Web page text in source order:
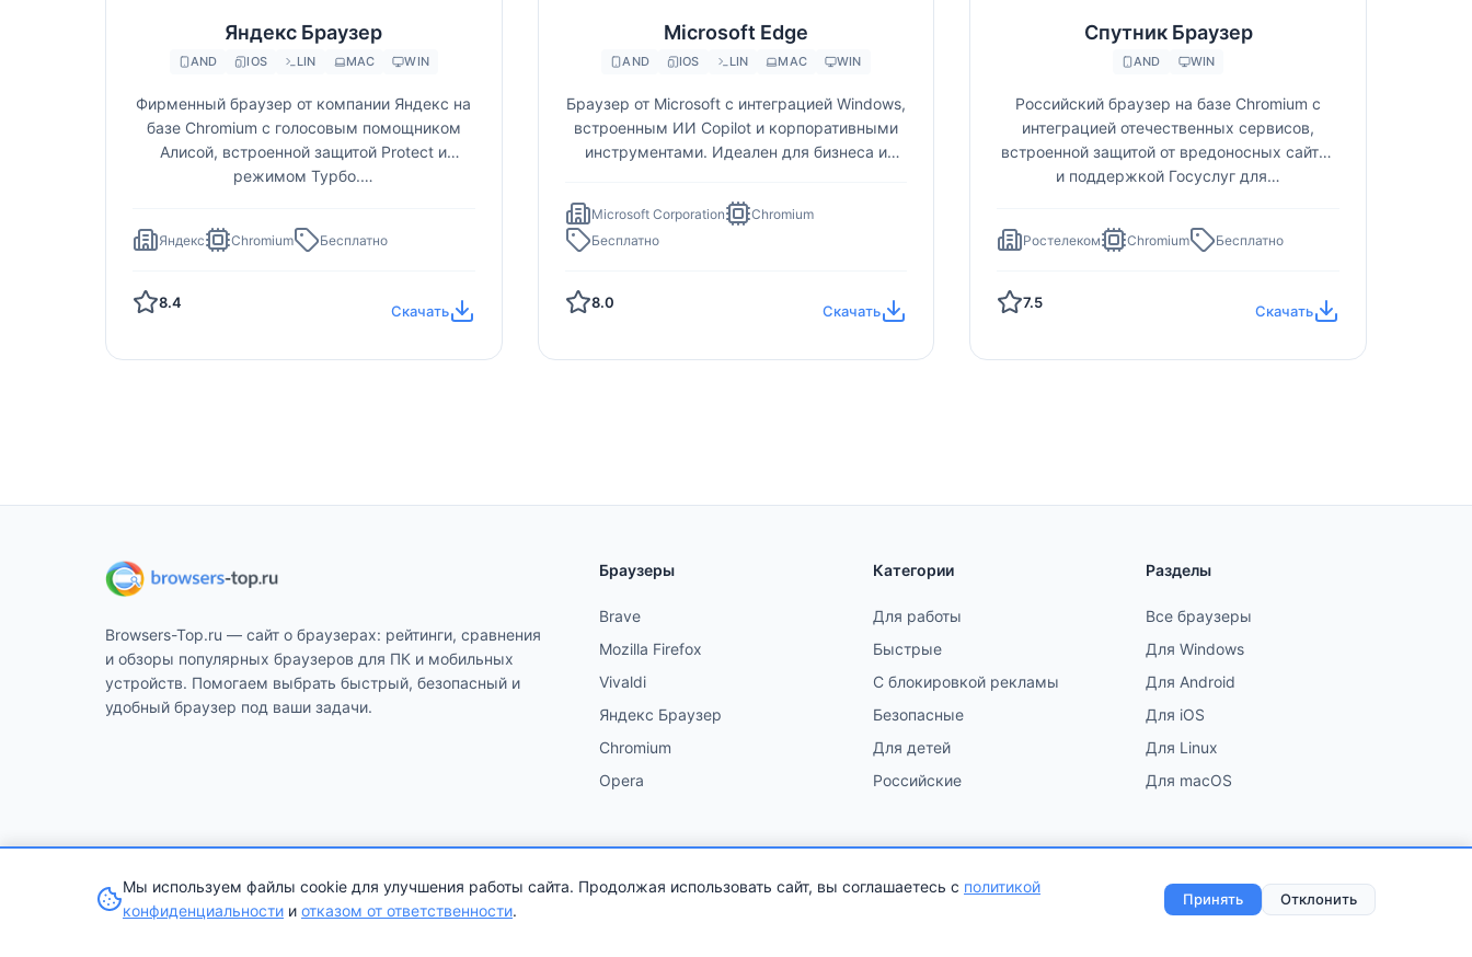
Яндекс Браузер
AND IOS LIN MAC WIN
Фирменный браузер от компании Яндекс на
базе Chromium с голосовым помощником
Алисой, встроенной защитой Protect и
режимом Турбо.…
Яндекс Chromium Бесплатно
8.4 Скачать
Microsoft Edge
AND IOS LIN MAC WIN
Браузер от Microsoft с интеграцией Windows,
встроенным ИИ Copilot и корпоративными
инструментами. Идеален для бизнеса и
Microsoft Corporation
Chromium
Бесплатно
8.0 Скачать
Спутник Браузер
AND WIN
Российский браузер на базе Chromium с
интеграцией отечественных сервисов,
встроенной защитой от вредоносных сайтов
и поддержкой Госуслуг для…
Ростелеком Chromium Бесплатно
7.5 Скачать
Browsers-Top.ru — сайт о браузерах: рейтинги, сравнения
и обзоры популярных браузеров для ПК и мобильных
устройств. Помогаем выбрать быстрый, безопасный и
удобный браузер под ваши задачи.
Браузеры
Brave
Mozilla Firefox
Vivaldi
Яндекс Браузер
Chromium
Opera
Категории
Для работы
Быстрые
С блокировкой рекламы
Безопасные
Для детей
Российские
Разделы
Все браузеры
Для Windows
Для Android
Для iOS
Для Linux
Для macOS
© 2026 Лучшие браузеры 2026. Все права защищены. Контакты•Политика конфиденциальности• Условия использования Отказ от ответственности •Карта сайта
Мы используем файлы cookie для улучшения работы сайта. Продолжая использовать сайт, вы соглашаетесь с политикой
конфиденциальности и отказом от ответственности.
Принять Отклонить